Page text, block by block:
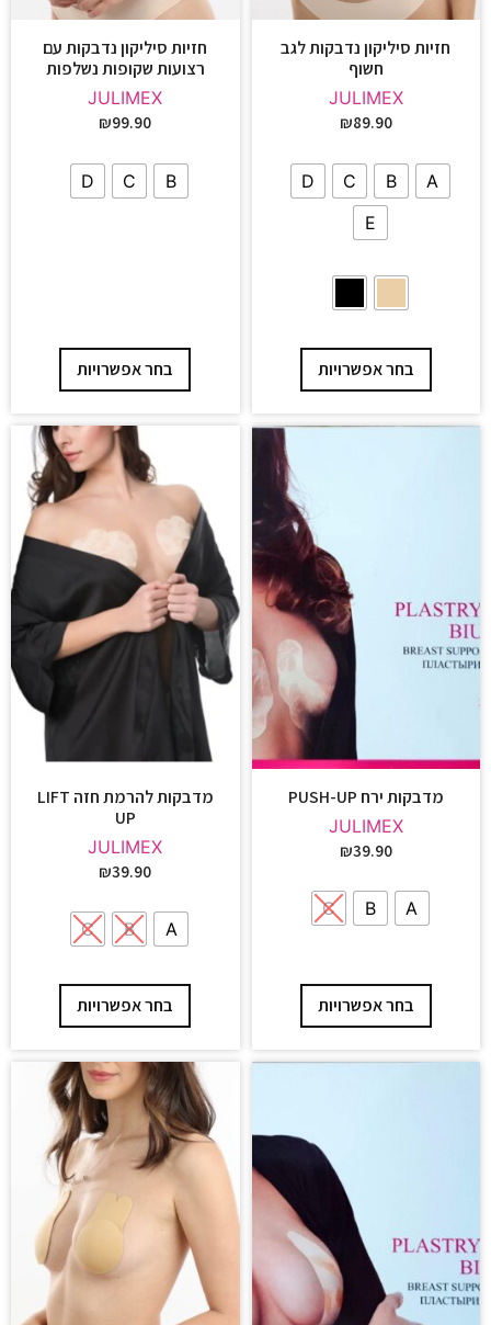
חזיות סיליקון נדבקות לגב
חשוף
JULIMEX
₪89.90
A
B
C
D
E
בחר אפשרויות
חזיות סיליקון נדבקות עם
רצועות שקופות נשלפות
JULIMEX
₪99.90
B
C
D
בחר אפשרויות
מדבקות ירח PUSH-UP
JULIMEX
₪39.90
A
B
C
בחר אפשרויות
מדבקות להרמת חזה LIFT
UP
JULIMEX
₪39.90
A
B
C
בחר אפשרויות